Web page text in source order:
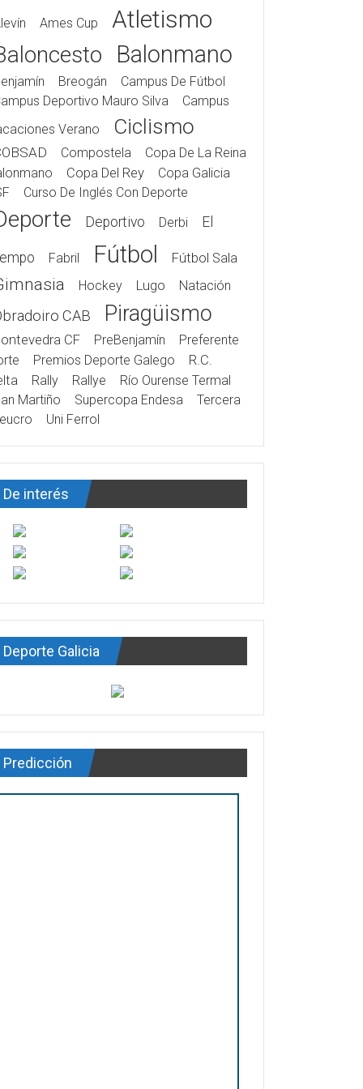
Ames Cup Atletismo
Balonmano
Breogán
Campus De Fútbol
Deportivo Mauro Silva
Campus
Verano
Ciclismo
Compostela
Copa De La Reina
Copa Del Rey
Copa Galicia
Curso De Inglés Con Deporte
Deportivo Derbi El
Fabril Fútbol Fútbol Sala
Hockey Lugo Natación
CAB Piragüismo
CF PreBenjamín
Preferente
Premios Deporte Galego
R.C.
Rally Rallye
Río Ourense Termal
Martiño
Supercopa Endesa
Tercera
Uni Ferrol
De interés
Deporte Galicia
Predicción